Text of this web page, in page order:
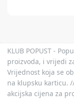
KLUB POPUST -
proizvoda, i vrijedi
Vrijednost koja se
na klupsku karticu.
akcijska cijena za